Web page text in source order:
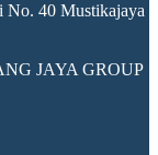
No. 40 Mustikajaya
JAYA GROUP